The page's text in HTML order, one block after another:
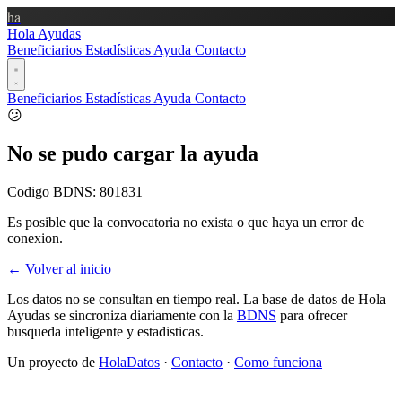
ha
Hola Ayudas
Beneficiarios Estadísticas Ayuda Contacto
Beneficiarios Estadísticas Ayuda Contacto
😕
No se pudo cargar la ayuda
Codigo BDNS: 801831
Es posible que la convocatoria no exista o que haya un error de
conexion.
← Volver al inicio
Los datos no se consultan en tiempo real. La base de datos de Hola
Ayudas se sincroniza diariamente con la BDNS para ofrecer
busqueda inteligente y estadisticas.
Un proyecto de HolaDatos · Contacto · Como funciona